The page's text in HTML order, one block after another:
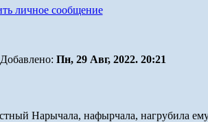
Добавлено: Пн, 29 Авг, 2022. 20:21
Нарычала, нафырчала, нагрубила